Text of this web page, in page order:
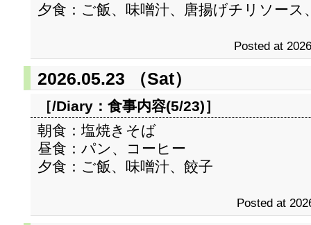
夕食：ご飯、味噌汁、唐揚げチリソース
Posted at
2026.05.23 （Sat）
［/Diary： 食事内容(5/23)］
朝食：塩焼きそば
昼食：パン、コーヒー
夕食：ご飯、味噌汁、餃子
Posted at